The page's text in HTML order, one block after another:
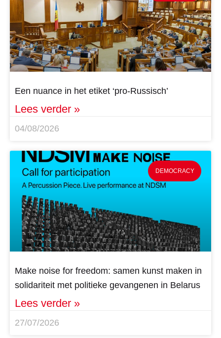
Een nuance in het etiket ‘pro-Russisch’
Lees verder »
04/08/2026
DEMOCRACY
Make noise for freedom: samen kunst maken in
solidariteit met politieke gevangenen in Belarus
Lees verder »
27/07/2026